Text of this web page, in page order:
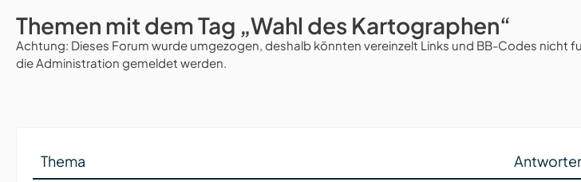
Themen mit dem Tag „Wahl des Kartographen“
Achtung: Dieses Forum wurde umgezogen, deshalb könnten vereinzelt Links und BB-Codes nicht
die Administration gemeldet werden.
Thema